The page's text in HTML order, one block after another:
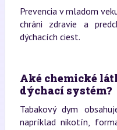
Prevencia v mladom
chráni zdravie a
dýchacích ciest.
Aké chemické
dýchací systém?
Tabakový dym
napríklad nikotín,